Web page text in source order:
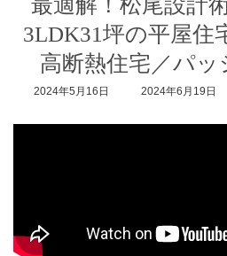
最適解！松尾設計
3LDK31坪の平屋
高断熱住宅／パ
2024年5月16日
最
2024年6月19日